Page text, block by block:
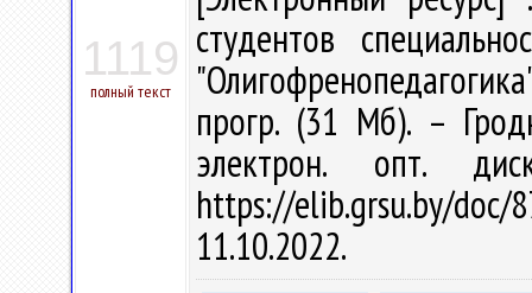
1119
полный текст
студентов
прогр. (31 Мб). –
электрон. опт.
https://elib.grsu.by/
11.10.2022.